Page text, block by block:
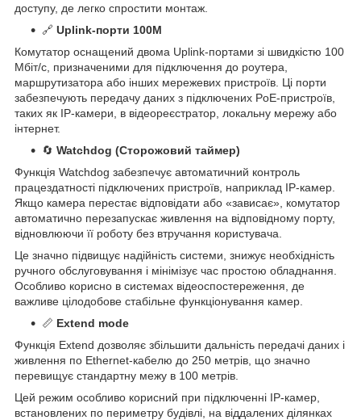
доступу, де легко спростити монтаж.
🔗 Uplink-порти 100М
Комутатор оснащений двома Uplink-портами зі швидкістю 100
Мбіт/с, призначеними для підключення до роутера,
маршрутизатора або інших мережевих пристроїв. Ці порти
забезпечують передачу даних з підключених PoE-пристроїв,
таких як IP-камери, в відеореєстратор, локальну мережу або
інтернет.
🔄 Watchdog (Сторожовий таймер)
Функція Watchdog забезпечує автоматичний контроль
працездатності підключених пристроїв, наприклад IP-камер.
Якщо камера перестає відповідати або «зависає», комутатор
автоматично перезапускає живлення на відповідному порту,
відновлюючи її роботу без втручання користувача.
Це значно підвищує надійність системи, знижує необхідність
ручного обслуговування і мінімізує час простою обладнання.
Особливо корисно в системах відеоспостереження, де
важливе цілодобове стабільне функціонування камер.
📏 Extend mode
Функція Extend дозволяє збільшити дальність передачі даних і
живлення по Ethernet-кабелю до 250 метрів, що значно
перевищує стандартну межу в 100 метрів.
Цей режим особливо корисний при підключенні IP-камер,
встановлених по периметру будівлі, на віддалених ділянках